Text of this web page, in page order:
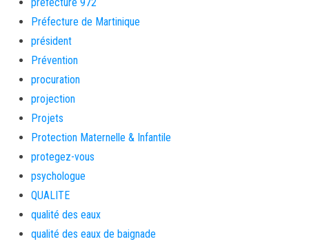
Préfecture de Martinique
président
Prévention
procuration
projection
Projets
Protection Maternelle & Infantile
protegez-vous
psychologue
QUALITE
qualité des eaux
qualité des eaux de baignade